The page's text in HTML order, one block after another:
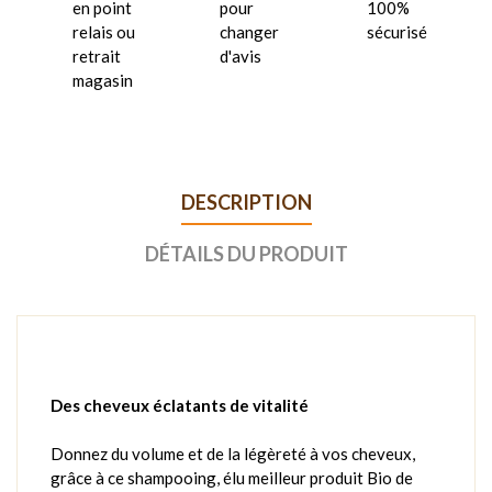
en point
relais ou
retrait
magasin
pour
changer
d'avis
100%
sécurisé
DESCRIPTION
DÉTAILS DU PRODUIT
Des cheveux éclatants de vitalité
Donnez du volume et de la légèreté à vos cheveux,
grâce à ce shampooing, élu meilleur produit Bio de